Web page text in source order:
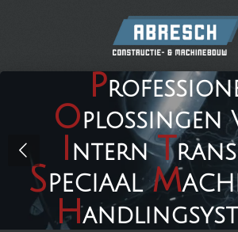
p
oplossingen
nternt
S PECIAALm
h